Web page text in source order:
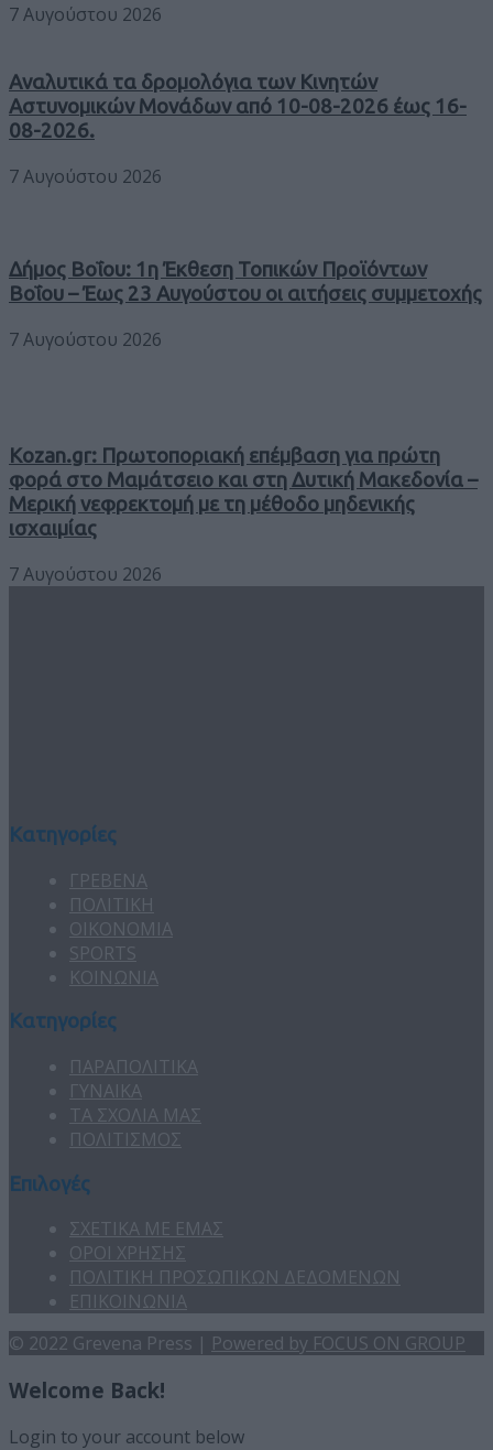
7 Αυγούστου 2026
Αναλυτικά τα δρομολόγια των Κινητών
Αστυνομικών Μονάδων από 10-08-2026 έως 16-
08-2026.
7 Αυγούστου 2026
Δήμος Βοΐου: 1η Έκθεση Τοπικών Προϊόντων
Βοΐου – Έως 23 Αυγούστου οι αιτήσεις συμμετοχής
7 Αυγούστου 2026
Kozan.gr: Πρωτοποριακή επέμβαση για πρώτη
φορά στο Μαμάτσειο και στη Δυτική Μακεδονία –
Μερική νεφρεκτομή με τη μέθοδο μηδενικής
ισχαιμίας
7 Αυγούστου 2026
Κατηγορίες
ΓΡΕΒΕΝΑ
ΠΟΛΙΤΙΚΗ
ΟΙΚΟΝΟΜΙΑ
SPORTS
ΚΟΙΝΩΝΙΑ
Κατηγορίες
ΠΑΡΑΠΟΛΙΤΙΚΑ
ΓΥΝΑΙΚΑ
ΤΑ ΣΧΟΛΙΑ ΜΑΣ
ΠΟΛΙΤΙΣΜΟΣ
Επιλογές
ΣΧΕΤΙΚΑ ΜΕ ΕΜΑΣ
ΟΡΟΙ ΧΡΗΣΗΣ
ΠΟΛΙΤΙΚΗ ΠΡΟΣΩΠΙΚΩΝ ΔΕΔΟΜΕΝΩΝ
ΕΠΙΚΟΙΝΩΝΙΑ
© 2022 Grevena Press | Powered by FOCUS ON GROUP
Welcome Back!
Login to your account below